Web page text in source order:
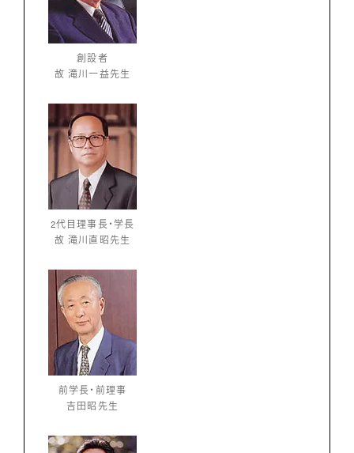
創設者
故 滝川一益先生
2代目理事長・学長
故 滝川直昭先生
前学長・前理事
吉田昭先生